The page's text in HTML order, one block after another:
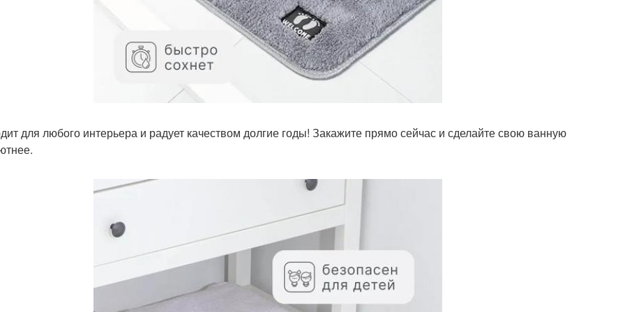
для любого интерьера и радует качеством долгие годы! Закажите прямо сейчас и сделайте свою ванную